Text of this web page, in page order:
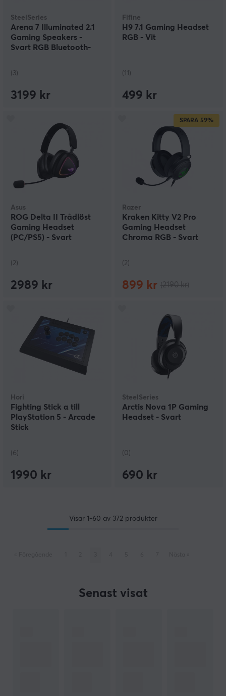
SteelSeries
Arena 7 Illuminated 2.1
Gaming Speakers -
Svart RGB Bluetooth-
(3)
3199 kr
Fifine
H9 7.1 Gaming Headset
RGB - Vit
(11)
499 kr
Asus
ROG Delta II Trådlöst
Gaming Headset
(PC/PS5) - Svart
(2)
2989 kr
SPARA 59%
Razer
Kraken Kitty V2 Pro
Gaming Headset
Chroma RGB - Svart
(2)
899 kr
Hori
Fighting Stick α till
PlayStation 5 - Arcade
Stick
(6)
1990 kr
SteelSeries
Arctis Nova 1P Gaming
Headset - Svart
(0)
690 kr
Visar 1-60 av 372produkter
Senast visat